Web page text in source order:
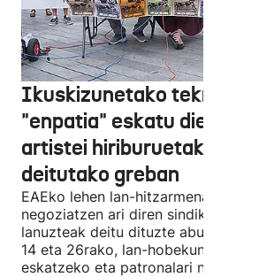
Ikuskizunetako teknikariek
"enpatia" eskatu diete
artistei hiriburuetako
deitutako greban
EAEko lehen lan-hitzarmena
negoziatzen ari diren sindikatuek
lanuzteak deitu dituzte abuztuaren 5,
14 eta 26rako, lan-hobekuntzak
eskatzeko eta patronalari